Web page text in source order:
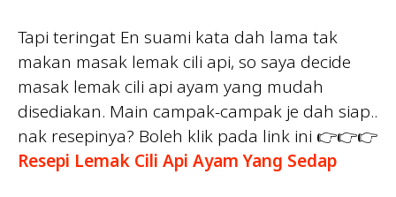
Tapi teringat En suami kata dah lama tak
makan masak lemak cili api, so saya decide
masak lemak cili api ayam yang mudah
disediakan. Main campak-campak je dah siap..
nak resepinya? Boleh klik pada link ini 👉👉👉
Resepi Lemak Cili Api Ayam Yang Sedap